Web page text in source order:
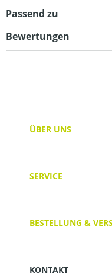
Passend zu
Bewertungen
ÜBER UNS
SERVICE
BESTELLUNG &
KONTAKT